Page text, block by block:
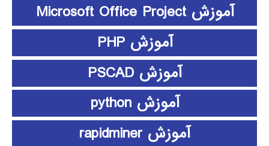
آموزش Microsoft Office Project
آموزش PHP
آموزش PSCAD
آموزش python
آموزش rapidminer